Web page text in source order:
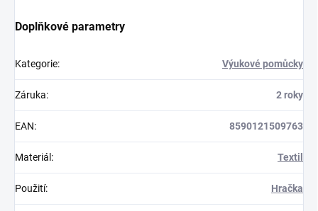
Doplňkové parametry
Kategorie: Výukové pomůcky
Záruka: 2 roky
EAN: 8590121509763
Materiál : Textil
Použití: Hračka